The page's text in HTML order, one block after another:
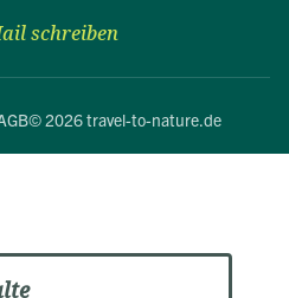
schreiben
© 2026 travel-to-nature.de